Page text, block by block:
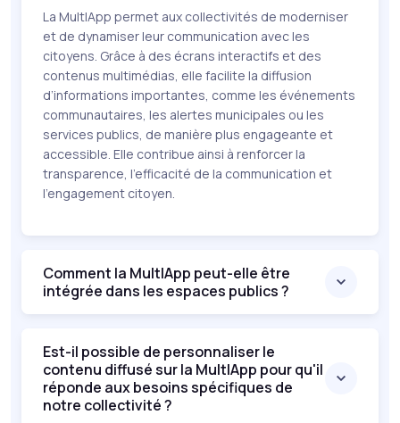
La MultIApp permet aux collectivités de moderniser
et de dynamiser leur communication avec les
citoyens. Grâce à des écrans interactifs et des
contenus multimédias, elle facilite la diffusion
d’informations importantes, comme les événements
communautaires, les alertes municipales ou les
services publics, de manière plus engageante et
accessible. Elle contribue ainsi à renforcer la
transparence, l’efficacité de la communication et
l’engagement citoyen.
Comment la MultIApp peut-elle être
intégrée dans les espaces publics ?
Est-il possible de personnaliser le
contenu diffusé sur la MultIApp pour qu'il
réponde aux besoins spécifiques de
notre collectivité ?